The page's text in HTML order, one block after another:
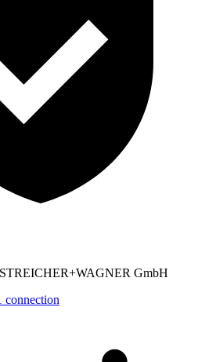
GmbH
connection